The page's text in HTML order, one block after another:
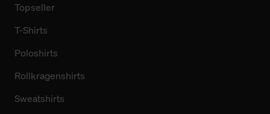
Topseller
T-Shirts
Poloshirts
Rollkragenshirts
Sweatshirts